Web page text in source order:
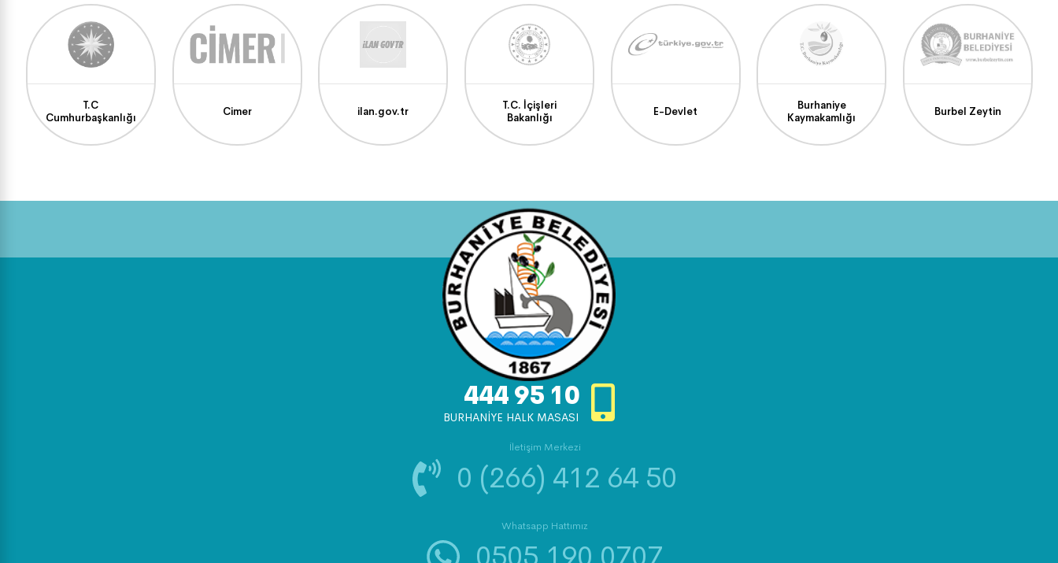
T.C
Cumhurbaşkanlığı
Cimer ilan.gov.tr
T.C. İçişleri
Bakanlığı
E-Devlet
Burhaniye
Kaymakamlığı
Burbel Zeytin
444 95 10
BURHANİYE HALK MASASI
İletişim Merkezi
0 (266) 412 64 50
Whatsapp Hattımız